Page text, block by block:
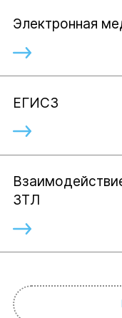
Электронная
ЕГИСЗ
ЗТЛ